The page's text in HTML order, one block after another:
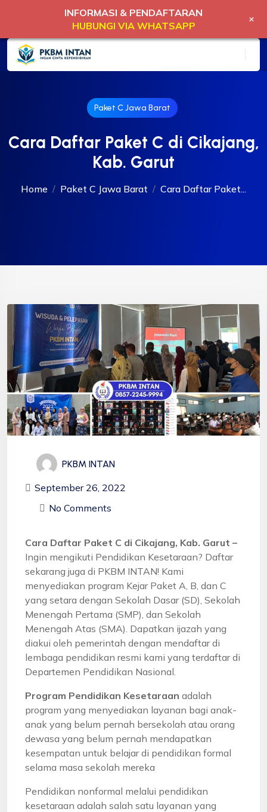
Paket C Jawa Barat
Cara Daftar Paket C di Cikajang,
Kab. Garut
Home Paket C Jawa Barat Cara Daftar Paket...
PKBM INTAN
September 26, 2022
No Comments
Cara Daftar Paket C di Cikajang, Kab. Garut –
Ingin mengikuti Pendidikan Kesetaraan? Daftar
sekarang juga di PKBM INTAN! Kami
menyediakan program Kejar Paket A, B, dan C
yang setara dengan Sekolah Dasar (SD), Sekolah
Menengah Pertama (SMP), dan Sekolah
Menengah Atas (SMA). Dapatkan ijazah yang
diakui oleh pemerintah dengan mendaftar di
lembaga pendidikan resmi kami yang terdaftar di
Departemen Pendidikan Nasional.
Program Pendidikan Kesetaraan adalah
program yang menyediakan layanan bagi anak-
anak yang belum pernah bersekolah atau orang
dewasa yang belum pernah mendapatkan
kesempatan untuk belajar di pendidikan formal
selama masa sekolah mereka
Pendidikan nonformal melalui pendidikan
kesetaraan adalah salah satu layanan yang
INFORMASI & PENDAFTARAN
HUBUNGI VIA WHATSAPP
+